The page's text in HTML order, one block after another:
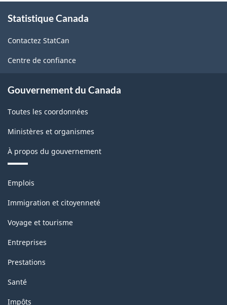
propos
ce
site
Statistique Canada
Contactez StatCan
Centre de confiance
Gouvernement du Canada
Toutes les coordonnées
Ministères et organismes
À propos du gouvernement
Thèmes
sujets
Emplois
Immigration et citoyenneté
Voyage et tourisme
Entreprises
Prestations
Santé
Impôts